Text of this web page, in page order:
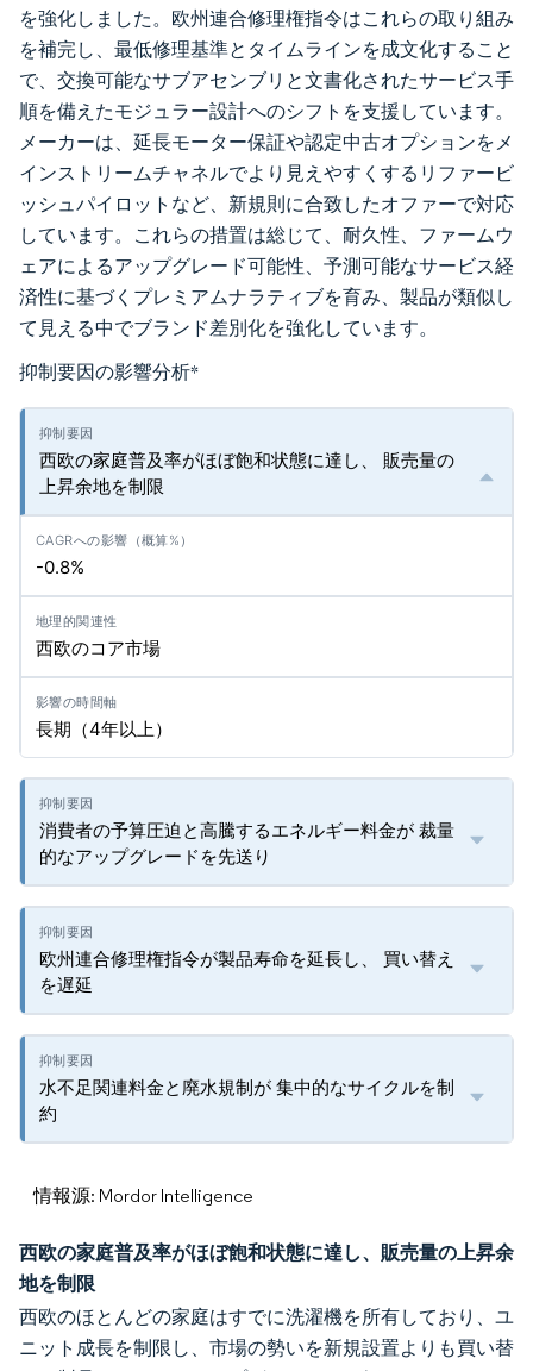
を強化しました。欧州連合修理権指令はこれらの取り組み
を補完し、最低修理基準とタイムラインを成文化すること
で、交換可能なサブアセンブリと文書化されたサービス手
順を備えたモジュラー設計へのシフトを支援しています。
メーカーは、延長モーター保証や認定中古オプションをメ
インストリームチャネルでより見えやすくするリファービ
ッシュパイロットなど、新規則に合致したオファーで対応
しています。これらの措置は総じて、耐久性、ファームウ
ェアによるアップグレード可能性、予測可能なサービス経
済性に基づくプレミアムナラティブを育み、製品が類似し
て見える中でブランド差別化を強化しています。
抑制要因の影響分析*
西欧の家庭普及率がほぼ飽和状態に達し、 販売量の
上昇余地を制限
-0.8%
西欧のコア市場
長期（4年以上）
消費者の予算圧迫と高騰するエネルギー料金が 裁量
的なアップグレードを先送り
欧州連合修理権指令が製品寿命を延長し、 買い替え
を遅延
水不足関連料金と廃水規制が 集中的なサイクルを制
約
情報源: Mordor Intelligence
西欧の家庭普及率がほぼ飽和状態に達し、販売量の上昇余
地を制限
西欧のほとんどの家庭はすでに洗濯機を所有しており、ユ
ニット成長を制限し、市場の勢いを新規設置よりも買い替